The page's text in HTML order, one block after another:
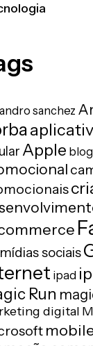
sanchez
Apple blog
sociais
ipad
Run
digital